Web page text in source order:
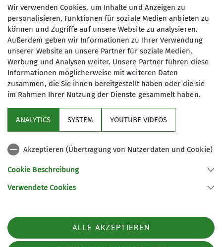
Tour des Monats Juni 2025
01.06.2025
Wir verwenden Cookies, um Inhalte und Anzeigen zu
personalisieren, Funktionen für soziale Medien anbieten zu
können und Zugriffe auf unsere Website zu analysieren.
Außerdem geben wir Informationen zu Ihrer Verwendung
unserer Website an unsere Partner für soziale Medien,
Werbung und Analysen weiter. Unsere Partner führen diese
Informationen möglicherweise mit weiteren Daten
zusammen, die Sie ihnen bereitgestellt haben oder die sie
im Rahmen Ihrer Nutzung der Dienste gesammelt haben.
ANALYTICS SYSTEM YOUTUBE VIDEOS
Akzeptieren (Übertragung von Nutzerdaten und Cookie)
Cookie Beschreibung
Verwendete Cookies
ALLE AKZEPTIEREN